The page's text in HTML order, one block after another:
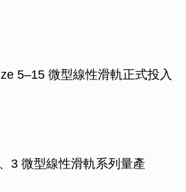
5–15 微型線性滑軌正式投入
3 微型線性滑軌系列量產